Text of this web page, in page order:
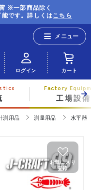
※一部商品除く
です。詳しくはこちら
ログイン カート
工場設備
測用品 測量用品 水平器
お気に入り
登録